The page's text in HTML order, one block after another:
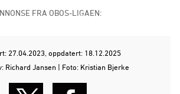
FRA OBOS-LIGAEN:
27.04.2023 , oppdatert: 18.12.2025
Richard Jansen | Foto: Kristian Bjerke